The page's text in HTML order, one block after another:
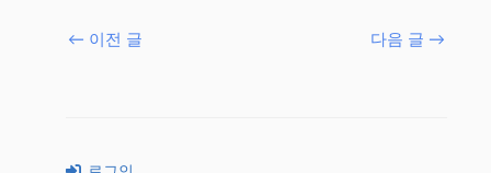
← 이전 글 다음 글 →